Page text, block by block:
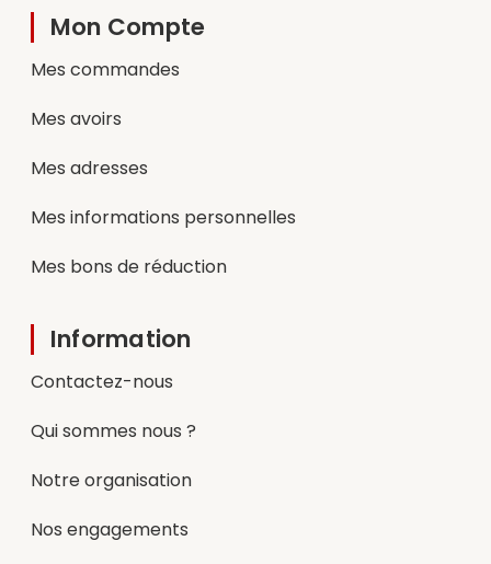
Mon Compte
Mes commandes
Mes avoirs
Mes adresses
Mes informations personnelles
Mes bons de réduction
Information
Contactez-nous
Qui sommes nous ?
Notre organisation
Nos engagements